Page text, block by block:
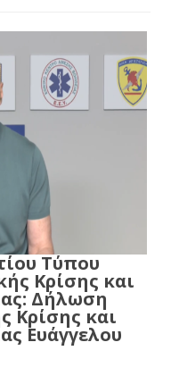
Τύπου
Κρίσης και
Δήλωση
Κρίσης και
Ευάγγελου